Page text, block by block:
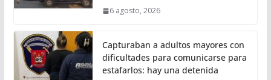
6 agosto, 2026
Capturaban a adultos mayores con
dificultades para comunicarse para
estafarlos: hay una detenida